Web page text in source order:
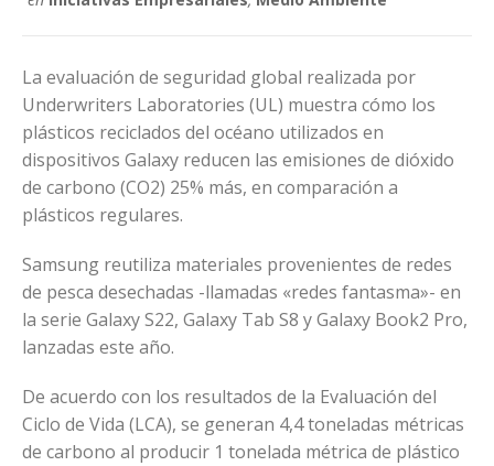
La evaluación de seguridad global realizada por
Underwriters Laboratories (UL) muestra cómo los
plásticos reciclados del océano utilizados en
dispositivos Galaxy reducen las emisiones de dióxido
de carbono (CO2) 25% más, en comparación a
plásticos regulares.
Samsung reutiliza materiales provenientes de redes
de pesca desechadas -llamadas «redes fantasma»- en
la serie Galaxy S22, Galaxy Tab S8 y Galaxy Book2 Pro,
lanzadas este año.
De acuerdo con los resultados de la Evaluación del
Ciclo de Vida (LCA), se generan 4,4 toneladas métricas
de carbono al producir 1 tonelada métrica de plástico